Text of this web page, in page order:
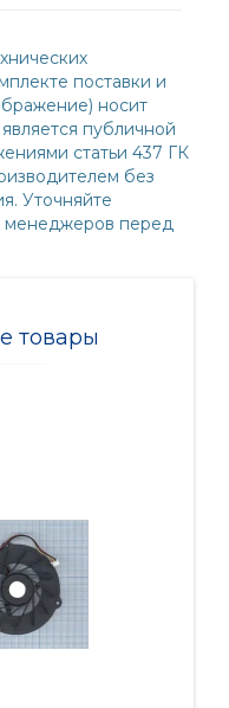
поставки и
носит
публичной
статьи 437 ГК
без
Уточняйте
перед
товары